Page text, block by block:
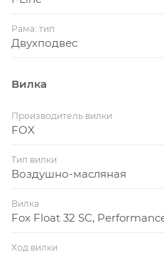
Рама: тип
Двухподвес
Вилка
Производитель вилки
FOX
Тип вилки
Воздушно-масляная
Вилка
Fox Float 32 SC,
Ход вилки